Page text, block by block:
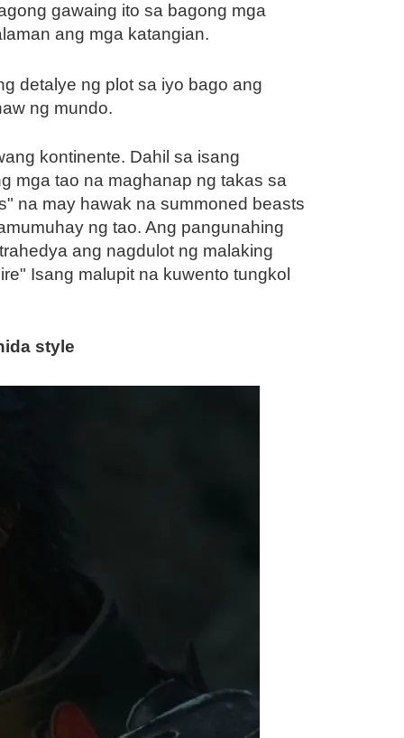
gawaing ito sa bagong mga
ang mga katangian.
detalye ng plot sa iyo bago ang
ng mundo.
kontinente. Dahil sa isang
mga tao na maghanap ng takas sa
na may hawak na summoned beasts
ng tao. Ang pangunahing
ang nagdulot ng malaking
Isang malupit na kuwento tungkol
style